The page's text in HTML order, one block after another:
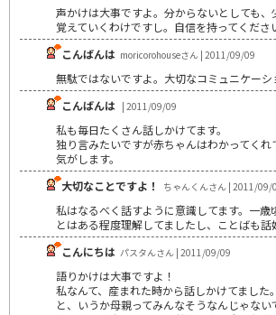
声かけは大事ですよ。分からないとしても、
覚えていくわけですし。自信を持ってくださ
こんばんは moricorohouseさん | 2011/09/09
無駄ではないですよ。大切なコミュニケーシ
こんばんは | 2011/09/09
私も毎日たくさん話しかけてます。
独り言みたいですが赤ちゃんはわかってく
気がします。
大切なことですよ！
ちゃんくんさん | 2011/09/
私はなるべく話すように意識してます。一歳
とはある程度理解してましたし、ことばも話
こんにちは パスタんさん | 2011/09/09
語りかけは大事ですよ！
私なんて、産まれた時から話しかけてました。
と、いうか母親ってみんなそうなんじゃない